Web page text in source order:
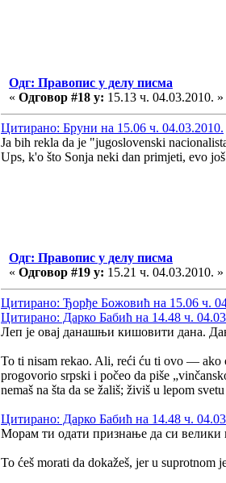
Одг: Правопис у делу писма
« Одговор #18 у: 15.13 ч. 04.03.2010. »
Цитирано: Бруни на 15.06 ч. 04.03.2010.
Ja bih rekla da je "jugoslovenski
Ups, k'o što Sonja neki dan primjeti, evo
Одг: Правопис у делу писма
« Одговор #19 у: 15.21 ч. 04.03.2010. »
Цитирано: Ђорђе Божовић на 15.06 ч.
Цитирано: Дарко Бабић на 14.48 ч.
Леп је овај данашњи кишовити дана.
To ti nisam rekao. Ali, reći ću ti ovo — ako
progovorio srpski i počeo da piše
nemaš na šta da se žališ; živiš u lepom
Цитирано: Дарко Бабић на 14.48 ч.
Морам ти одати признање да си велики
To ćeš morati da dokažeš, jer u suprotnom